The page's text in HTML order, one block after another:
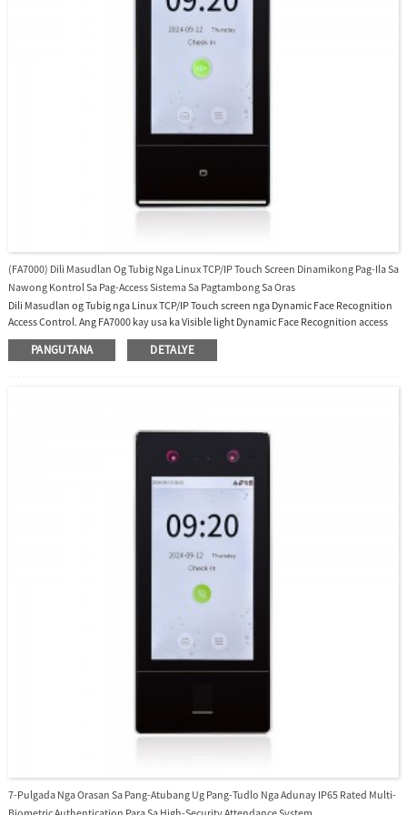
(FA7000) Dili Masudlan Og Tubig Nga Linux TCP/IP Touch Screen Dinamikong Pag-Ila Sa
Nawong Kontrol Sa Pag-Access Sistema Sa Pagtambong Sa Oras
Dili Masudlan og Tubig nga Linux TCP/IP Touch screen nga Dynamic Face Recognition
Access Control. Ang FA7000 kay usa ka Visible light Dynamic Face Recognition access
control system nga adunay 7 pulgada nga TFT Color Touch Screen, 10,000 ka nawong
nga kapasidad, 50,000 ka card (standard), 10,000 ka password, 300,000 ka log, Linux
PANGUTANA DETALYE
7-Pulgada Nga Orasan Sa Pang-Atubang Ug Pang-Tudlo Nga Adunay IP65 Rated Multi-